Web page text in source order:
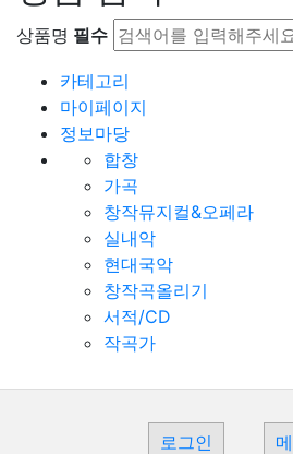
상품명 필수
카테고리
마이페이지
정보마당
합창
가곡
창작뮤지컬&오페라
실내악
현대국악
창작곡올리기
서적/CD
작곡가
로그인